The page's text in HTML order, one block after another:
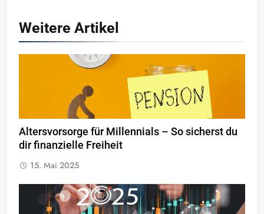
Weitere Artikel
Altersvorsorge für Millennials – So sicherst du
dir finanzielle Freiheit
15. Mai 2025